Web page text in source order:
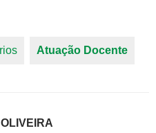
Atuação Docente